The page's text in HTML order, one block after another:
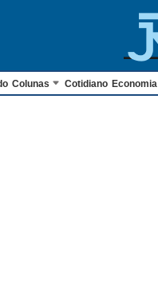
Colunas Cotidiano Economia